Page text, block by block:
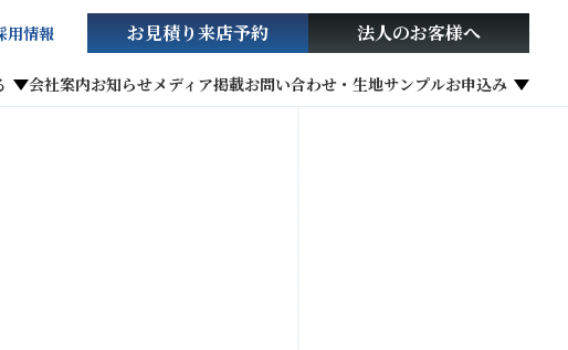
用情報
会社案内お知らせメディア掲載お問い合わせ・生地サンプルお申込み
お見積り来店予約 法人のお客様へ